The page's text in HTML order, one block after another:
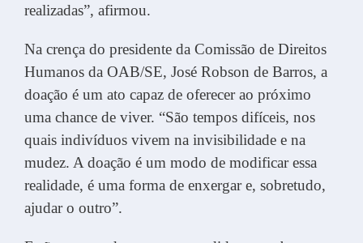
realizadas”, afirmou.
Na crença do presidente da Comissão de Direitos
Humanos da OAB/SE, José Robson de Barros, a
doação é um ato capaz de oferecer ao próximo
uma chance de viver. “São tempos difíceis, nos
quais indivíduos vivem na invisibilidade e na
mudez. A doação é um modo de modificar essa
realidade, é uma forma de enxergar e, sobretudo,
ajudar o outro”.